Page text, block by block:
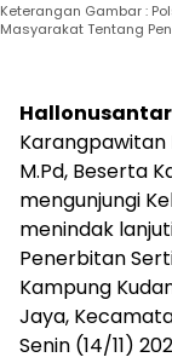
Keterangan Gambar :
Masyarakat Tentang
Karangpawitan
M.Pd, Beserta
mengunjungi
menindak
Penerbitan
Kampung
Jaya,
Senin (14/11)